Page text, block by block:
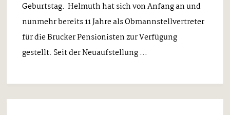
Geburtstag. Helmuth hat sich von Anfang an und
nunmehr bereits 11 Jahre als Obmannstellvertreter
für die Brucker Pensionisten zur Verfügung
gestellt. Seit der Neuaufstellung ...